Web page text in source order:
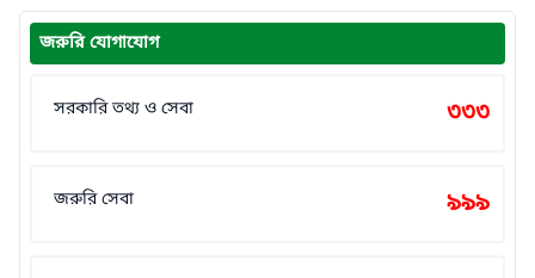
জরুরি যোগাযোগ
সরকারি তথ্য ও সেবা ৩৩৩
জরুরি সেবা ৯৯৯